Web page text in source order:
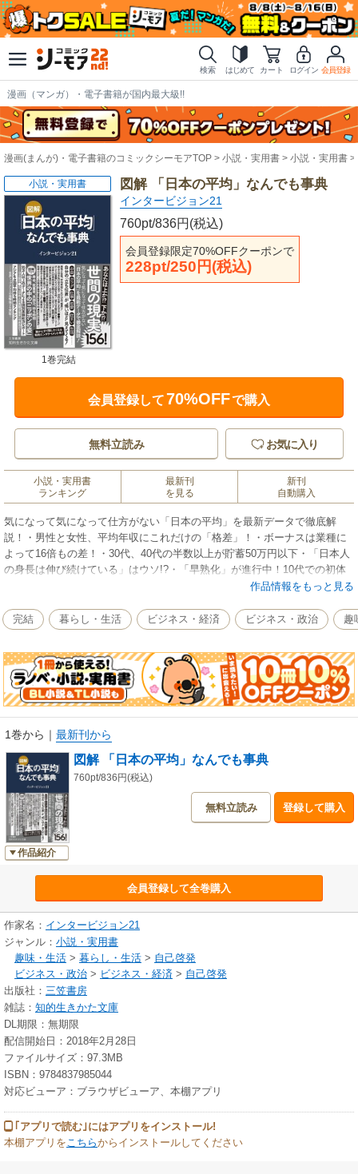
検索 はじめて カート ログイン 会員登録
漫画（マンガ）・電子書籍が国内最大級!!
漫画(まんが)・電子書籍のコミックシーモアTOP 小説・実用書 小説・実用書
図解 「日本の平均」なんでも事典
インタービジョン21
760pt/836円(税込)
会員登録限定70%OFFクーポンで
228pt/250円(税込)
小説・実用書
1巻完結
会員登録して70%OFFで購入
無料立読み お気に入り
小説・実用書
ランキング
最新刊
を見る
新刊
自動購入
気になって気になって仕方がない「日本の平均」を最新データで徹底解
説！・男性と女性、平均年収にこれだけの「格差」！・ボーナスは業種に
よって16倍もの差！・30代、40代の半数以上が貯蓄50万円以下・「日本人
の身長は伸び続けている」はウソ!?・「早熟化」が進行中！10代での初体
験は当たり前!?・「働き方改革」というけれど……残業80時間超えの激務
森県の２倍以上・理想の子どもの数は「3人」。しかし現実は……？お金、
カラダ、仕事、恋愛、住まい、生活……自分の「立ち位置」が怖いほど見
作品情報をもっと見る
完結 暮らし・生活 ビジネス・経済 ビジネス・政治 趣
1巻から ｜ 最新刊から
作品紹介
図解 「日本の平均」なんでも事典
760pt/836円(税込)
無料立読み 登録して購入
会員登録して全巻購入
作家名： インタービジョン21
ジャンル： 小説・実用書
趣味・生活 > 暮らし・生活 > 自己啓発
ビジネス・政治 > ビジネス・経済 > 自己啓発
出版社： 三笠書房
雑誌： 知的生きかた文庫
DL期限：無期限
配信開始日：2018年2月28日
ファイルサイズ：97.3MB
ISBN：9784837985044
対応ビューア：ブラウザビューア、本棚アプリ
｢アプリで読む｣にはアプリをインストール!
本棚アプリをこちらからインストールしてください